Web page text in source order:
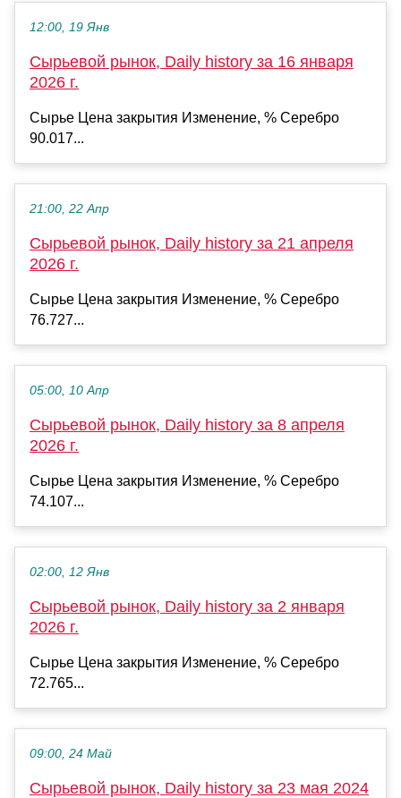
12:00, 19 Янв
Сырьевой рынок, Daily history за 16 января
2026 г.
Сырье Цена закрытия Изменение, % Серебро
90.017...
21:00, 22 Апр
Сырьевой рынок, Daily history за 21 апреля
2026 г.
Сырье Цена закрытия Изменение, % Серебро
76.727...
05:00, 10 Апр
Сырьевой рынок, Daily history за 8 апреля
2026 г.
Сырье Цена закрытия Изменение, % Серебро
74.107...
02:00, 12 Янв
Сырьевой рынок, Daily history за 2 января
2026 г.
Сырье Цена закрытия Изменение, % Серебро
72.765...
09:00, 24 Май
Сырьевой рынок, Daily history за 23 мая 2024